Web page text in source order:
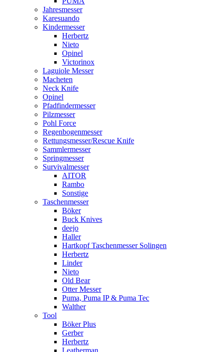
Jahresmesser
Karesuando
Kindermesser
Herbertz
Nieto
Opinel
Victorinox
Laguiole Messer
Macheten
Neck Knife
Opinel
Pfadfindermesser
Pilzmesser
Pohl Force
Regenbogenmesser
Rettungsmesser/Rescue Knife
Sammlermesser
Springmesser
Survivalmesser
AITOR
Rambo
Sonstige
Taschenmesser
Böker
Buck Knives
deejo
Haller
Hartkopf Taschenmesser Solingen
Herbertz
Linder
Nieto
Old Bear
Otter Messer
Puma, Puma IP & Puma Tec
Walther
Tool
Böker Plus
Gerber
Herbertz
Leatherman